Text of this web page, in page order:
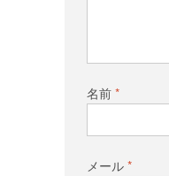
名前*
メール*